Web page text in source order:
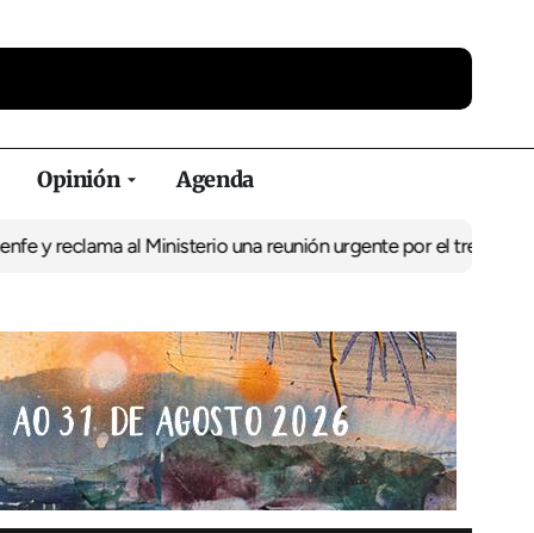
Opinión Agenda
al Ministerio una reunión urgente por el trenEl BNG exige